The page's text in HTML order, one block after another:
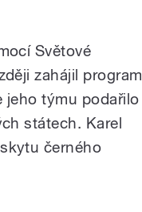
Světové
zahájil program
jeho týmu podařilo
státech. Karel
černého